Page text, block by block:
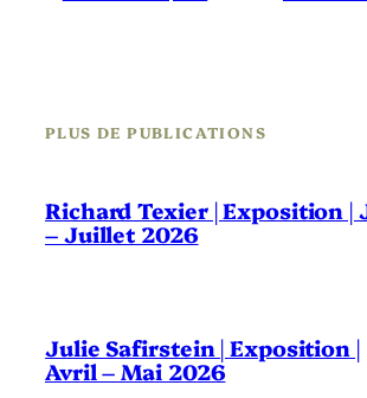
PLUS DE PUBLICATIONS
Richard Texier | Exposition |
– Juillet 2026
Julie Safirstein | Exposition |
Avril – Mai 2026